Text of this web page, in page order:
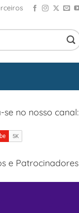
se no nosso canal:
e Patrocinadores